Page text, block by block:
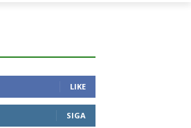
LIKE
SIGA